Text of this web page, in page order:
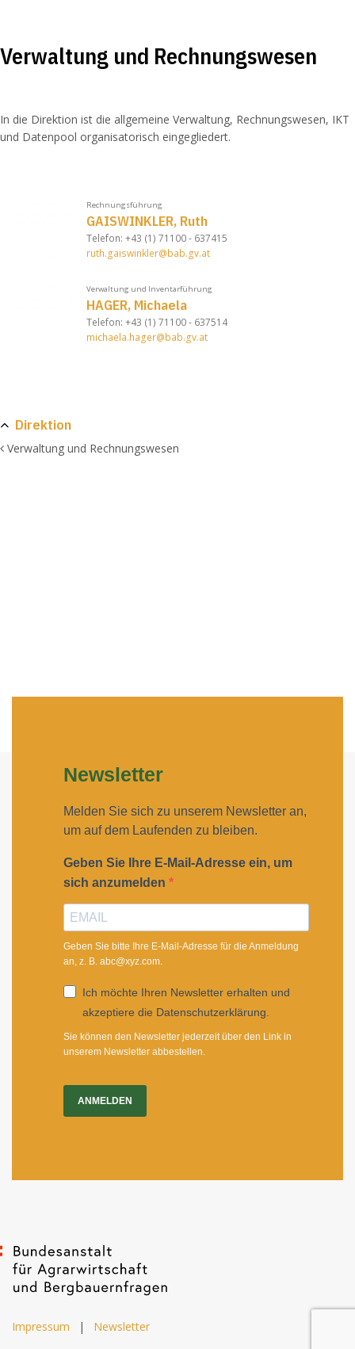
Verwaltung und Rechnungswesen
In die Direktion ist die allgemeine Verwaltung, Rechnungswesen, IKT
und Datenpool organisatorisch eingegliedert.
Rechnungsführung
GAISWINKLER, Ruth
Telefon: +43 (1) 71100 - 637415
ruth.gaiswinkler@bab.gv.at
Verwaltung und Inventarführung
HAGER, Michaela
Telefon: +43 (1) 71100 - 637514
michaela.hager@bab.gv.at
Direktion
Verwaltung und Rechnungswesen
Newsletter
Melden Sie sich zu unserem Newsletter an,
um auf dem Laufenden zu bleiben.
Geben Sie Ihre E-Mail-Adresse ein, um
sich anzumelden
Geben Sie bitte Ihre E-Mail-Adresse für die Anmeldung
an, z. B. abc@xyz.com.
Ich möchte Ihren Newsletter erhalten und
akzeptiere die Datenschutzerklärung.
Sie können den Newsletter jederzeit über den Link in
unserem Newsletter abbestellen.
ANMELDEN
Impressum | Newsletter